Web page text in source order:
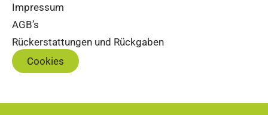
Impressum
AGB’s
Rückerstattungen und Rückgaben
Cookies